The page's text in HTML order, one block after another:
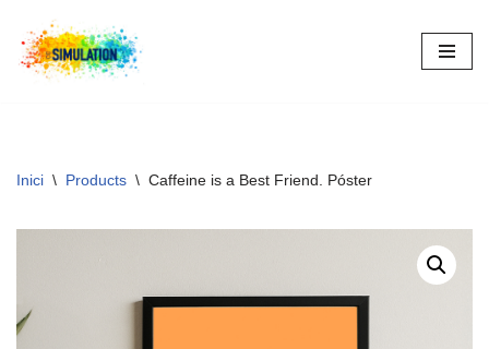
Vés
Inici \ Products \ Caffeine is a Best Friend. Póster